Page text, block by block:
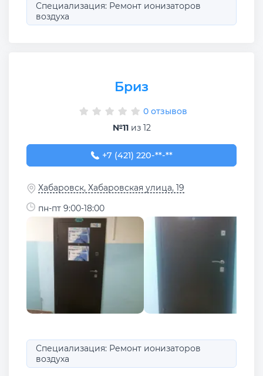
Специализация: Ремонт ионизаторов
воздуха
Бриз
0 отзывов
№11из 12
+7 (421) 220-84-08
+7 (421) 220-**-**
Хабаровск, Хабаровская улица, 19
пн-пт 9:00-18:00
Специализация: Ремонт ионизаторов
воздуха